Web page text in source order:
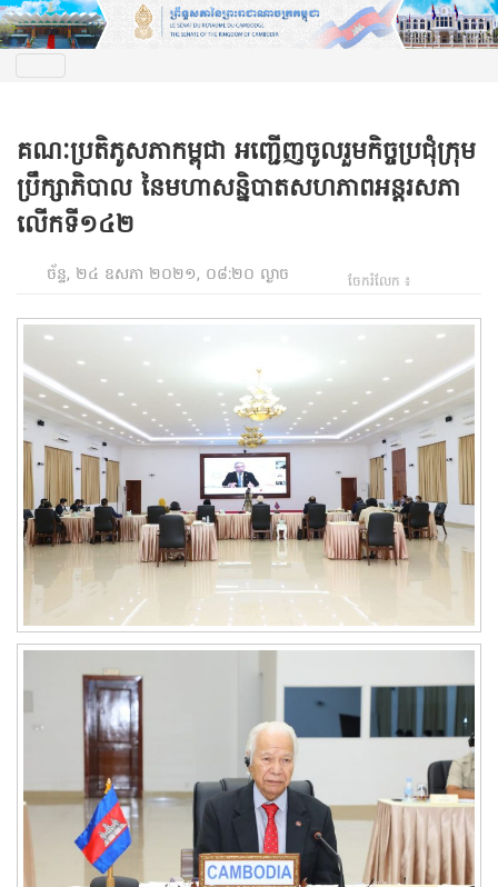
គណៈប្រតិភូសភាកម្ពុជា អញ្ជើញចូលរួមកិច្ចប្រជុំក្រុម
ប្រឹក្សាភិបាល នៃមហាសន្និបាតសហភាពអន្តរសភា
លើកទី១៤២
ច័ន្ទ, ២៤ ឧសភា ២០២១, ០៨:២០ ល្ងាច ចែករំលែក ៖